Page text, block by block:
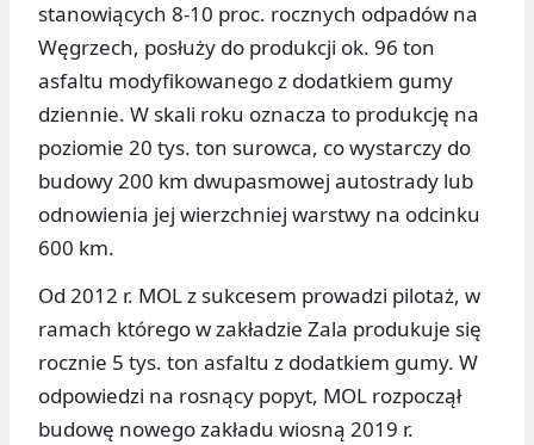
stanowiących 8-10 proc. rocznych odpadów na
Węgrzech, posłuży do produkcji ok. 96 ton
asfaltu modyfikowanego z dodatkiem gumy
dziennie. W skali roku oznacza to produkcję na
poziomie 20 tys. ton surowca, co wystarczy do
budowy 200 km dwupasmowej autostrady lub
odnowienia jej wierzchniej warstwy na odcinku
600 km.
Od 2012 r. MOL z sukcesem prowadzi pilotaż, w
ramach którego w zakładzie Zala produkuje się
rocznie 5 tys. ton asfaltu z dodatkiem gumy. W
odpowiedzi na rosnący popyt, MOL rozpoczął
budowę nowego zakładu wiosną 2019 r.